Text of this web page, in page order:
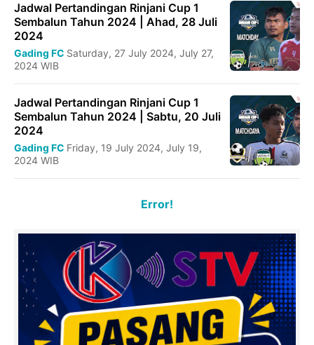
Jadwal Pertandingan Rinjani Cup 1
Sembalun Tahun 2024 | Ahad, 28 Juli
2024
Gading FC Saturday, 27 July 2024, July 27,
2024 WIB
Jadwal Pertandingan Rinjani Cup 1
Sembalun Tahun 2024 | Sabtu, 20 Juli
2024
Gading FC Friday, 19 July 2024, July 19,
2024 WIB
Error!